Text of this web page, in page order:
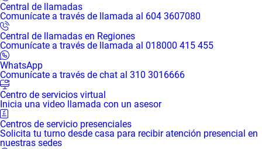
Central de llamadas
Comunícate a través de llamada al 604 3607080
Central de llamadas en Regiones
Comunícate a través de llamada al 018000 415 455
WhatsApp
Comunícate a través de chat al 310 3016666
Centro de servicios virtual
Inicia una video llamada con un asesor
Centros de servicio presenciales
Solicita tu turno desde casa para recibir atención presencial en
nuestras sedes